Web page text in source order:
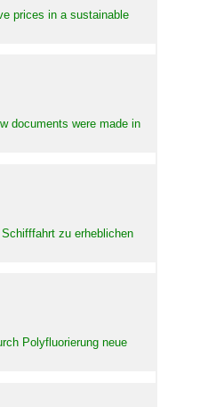
prices in a sustainable
documents were made in
zu erheblichen
Polyfluorierung neue